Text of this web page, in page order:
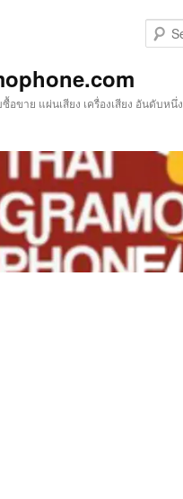
อขาย แผ่นเสียง เครื่องเสียง อันดับหนึ่ง
plugin: wplink